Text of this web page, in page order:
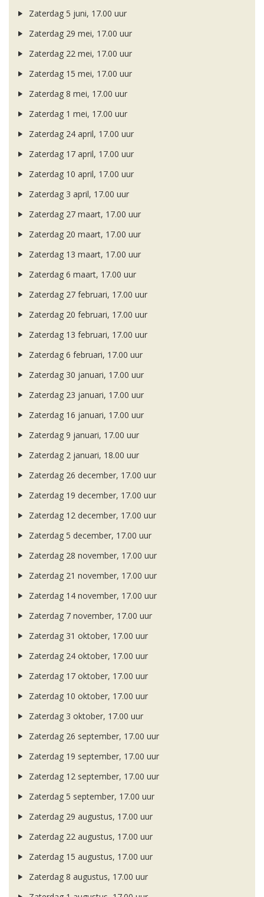
Zaterdag 5 juni, 17.00 uur
Zaterdag 29 mei, 17.00 uur
Zaterdag 22 mei, 17.00 uur
Zaterdag 15 mei, 17.00 uur
Zaterdag 8 mei, 17.00 uur
Zaterdag 1 mei, 17.00 uur
Zaterdag 24 april, 17.00 uur
Zaterdag 17 april, 17.00 uur
Zaterdag 10 april, 17.00 uur
Zaterdag 3 april, 17.00 uur
Zaterdag 27 maart, 17.00 uur
Zaterdag 20 maart, 17.00 uur
Zaterdag 13 maart, 17.00 uur
Zaterdag 6 maart, 17.00 uur
Zaterdag 27 februari, 17.00 uur
Zaterdag 20 februari, 17.00 uur
Zaterdag 13 februari, 17.00 uur
Zaterdag 6 februari, 17.00 uur
Zaterdag 30 januari, 17.00 uur
Zaterdag 23 januari, 17.00 uur
Zaterdag 16 januari, 17.00 uur
Zaterdag 9 januari, 17.00 uur
Zaterdag 2 januari, 18.00 uur
Zaterdag 26 december, 17.00 uur
Zaterdag 19 december, 17.00 uur
Zaterdag 12 december, 17.00 uur
Zaterdag 5 december, 17.00 uur
Zaterdag 28 november, 17.00 uur
Zaterdag 21 november, 17.00 uur
Zaterdag 14 november, 17.00 uur
Zaterdag 7 november, 17.00 uur
Zaterdag 31 oktober, 17.00 uur
Zaterdag 24 oktober, 17.00 uur
Zaterdag 17 oktober, 17.00 uur
Zaterdag 10 oktober, 17.00 uur
Zaterdag 3 oktober, 17.00 uur
Zaterdag 26 september, 17.00 uur
Zaterdag 19 september, 17.00 uur
Zaterdag 12 september, 17.00 uur
Zaterdag 5 september, 17.00 uur
Zaterdag 29 augustus, 17.00 uur
Zaterdag 22 augustus, 17.00 uur
Zaterdag 15 augustus, 17.00 uur
Zaterdag 8 augustus, 17.00 uur